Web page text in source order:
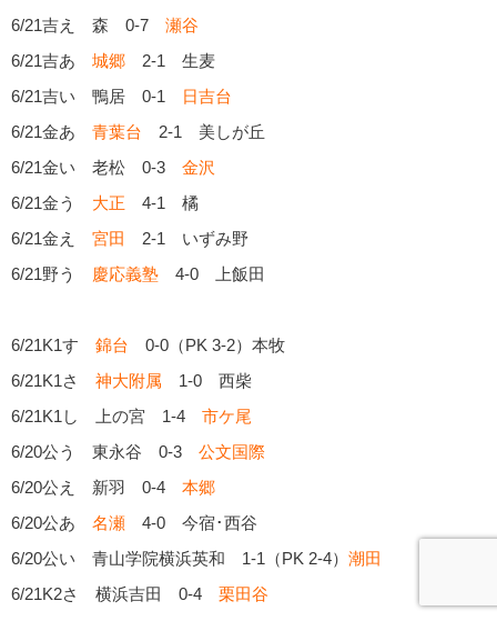
6/21吉え 森 0-7 瀬谷
6/21吉あ 城郷 2-1 生麦
6/21吉い 鴨居 0-1
日吉台
6/21金あ 青葉台 2-1 美しが丘
6/21金い 老松 0-3 金沢
6/21金う 大正 4-1 橘
6/21金え 宮田
2-1 いずみ野
6/21野う
慶応義塾 4-0 上飯田
6/21K1す 錦台 0-0（PK 3-2）本牧
6/21K1さ 神大附属 1-0 西柴
6/21K1し 上の宮 1-4 市ケ尾
6/20公う 東永谷 0-3 公文国際
6/20公え 新羽 0-4 本郷
6/20公あ 名瀬 4-0 今宿･西谷
6/20公い 青山学院横浜英和 1-1（PK 2-4） 潮田
6/21K2さ 横浜吉田 0-4 栗田谷